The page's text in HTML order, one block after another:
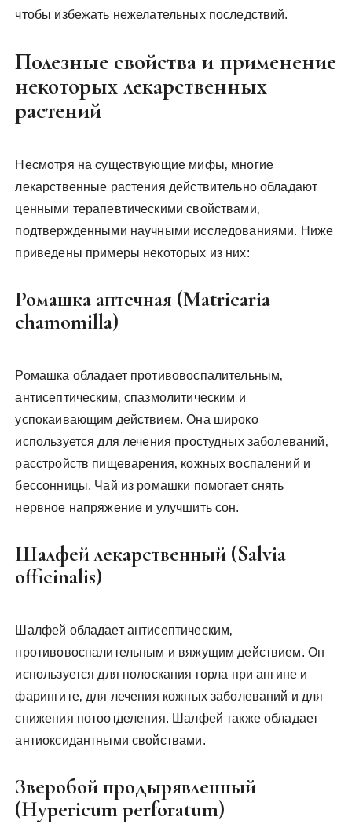
чтобы избежать нежелательных последствий.
Полезные свойства и применение
некоторых лекарственных
растений
Несмотря на существующие мифы‚ многие
лекарственные растения действительно обладают
ценными терапевтическими свойствами‚
подтвержденными научными исследованиями. Ниже
приведены примеры некоторых из них:
Ромашка аптечная (Matricaria
chamomilla)
Ромашка обладает противовоспалительным‚
антисептическим‚ спазмолитическим и
успокаивающим действием. Она широко
используется для лечения простудных заболеваний‚
расстройств пищеварения‚ кожных воспалений и
бессонницы. Чай из ромашки помогает снять
нервное напряжение и улучшить сон.
Шалфей лекарственный (Salvia
officinalis)
Шалфей обладает антисептическим‚
противовоспалительным и вяжущим действием. Он
используется для полоскания горла при ангине и
фарингите‚ для лечения кожных заболеваний и для
снижения потоотделения. Шалфей также обладает
антиоксидантными свойствами.
Зверобой продырявленный
(Hypericum perforatum)